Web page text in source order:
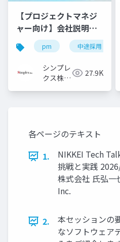
【プロジェクトマネジ
ャー向け】会社説明資
料
pm 中途採用
シンプレ
クス株式
27.9K
各ページのテキスト
1.
NIKKEI Tech
挑戦と実践
株式会社 氏弘
Inc.
2.
本セッションの
なソフトウェア